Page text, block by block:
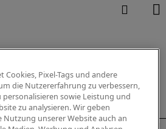
Cookies, Pixel-Tags und andere
die Nutzererfahrung zu verbessern,
sowie Leistung und
zu analysieren. Wir geben
unserer Website auch an